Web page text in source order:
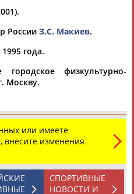
председателя новой
России
и сноуборда России.
Елена Ворона. Как
Александр Жулин и
верность и преданность
юбиляру своего
и Иван Букин
России З.С. Макиев.
года.
физкультурно-
Москву.
или имеете
изменения
СПОРТИВНЫЕ
НОВОСТИ И